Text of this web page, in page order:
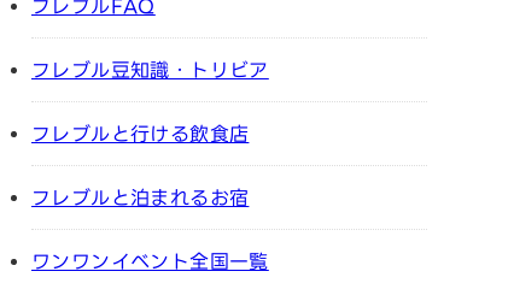
フレブルFAQ
フレブル豆知識・トリビア
フレブルと行ける飲食店
フレブルと泊まれるお宿
ワンワンイベント全国一覧